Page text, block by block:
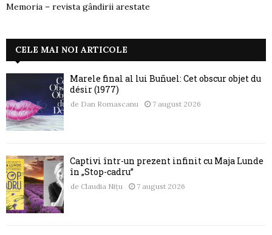
Memoria – revista gândirii arestate
CELE MAI NOI ARTICOLE
Marele final al lui Buñuel: Cet obscur objet du
désir (1977)
de Dan Romascanu 7 august 2026
Captivi într-un prezent infinit cu Maja Lunde
în „Stop-cadru”
de Claudia Nițu 7 august 2026